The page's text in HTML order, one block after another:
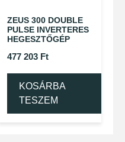
ZEUS 300 DOUBLE
PULSE INVERTERES
HEGESZTŐGÉP
477 203 Ft
KOSÁRBA
TESZEM